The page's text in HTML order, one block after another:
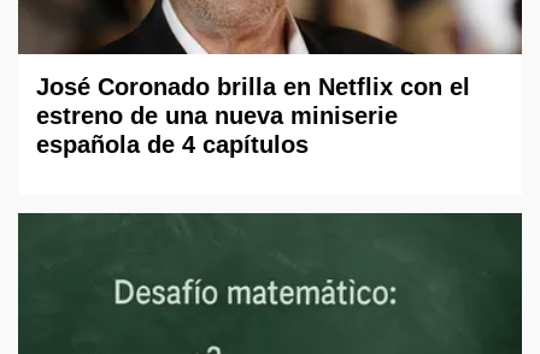
José Coronado brilla en Netflix con el
estreno de una nueva miniserie
española de 4 capítulos